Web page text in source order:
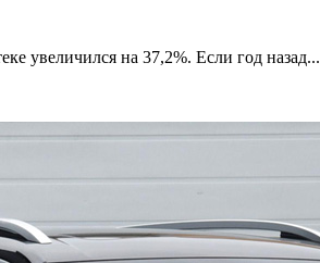
увеличился на 37,2%. Если год назад...